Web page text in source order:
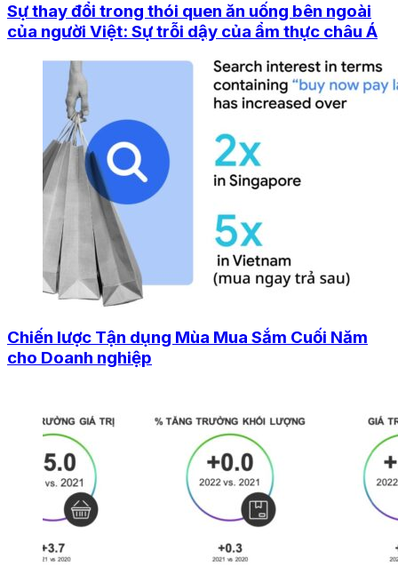
Sự thay đổi trong thói quen ăn uống bên ngoài
của người Việt: Sự trỗi dậy của ẩm thực châu Á
Chiến lược Tận dụng Mùa Mua Sắm Cuối Năm
cho Doanh nghiệp